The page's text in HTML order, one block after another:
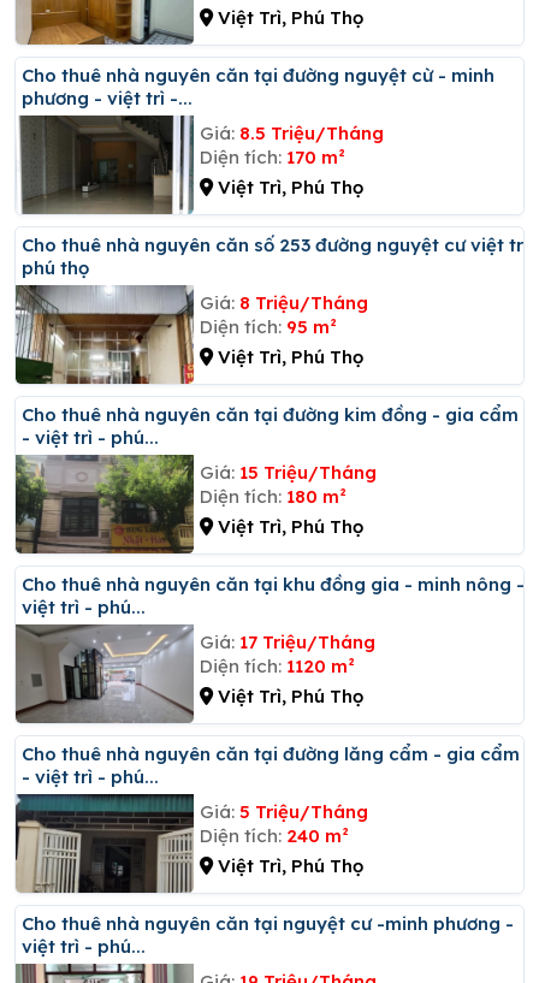
Việt Trì, Phú Thọ
Cho thuê nhà nguyên căn tại đường nguyệt cừ - minh
phương - việt trì -...
Giá: 8.5 Triệu/Tháng
Diện tích: 170 m²
Việt Trì, Phú Thọ
Cho thuê nhà nguyên căn số 253 đường nguyệt cư việt trì
phú thọ
Giá: 8 Triệu/Tháng
Diện tích: 95 m²
Việt Trì, Phú Thọ
Cho thuê nhà nguyên căn tại đường kim đồng - gia cẩm
- việt trì - phú...
Giá: 15 Triệu/Tháng
Diện tích: 180 m²
Việt Trì, Phú Thọ
Cho thuê nhà nguyên căn tại khu đồng gia - minh nông -
việt trì - phú...
Giá: 17 Triệu/Tháng
Diện tích: 1120 m²
Việt Trì, Phú Thọ
Cho thuê nhà nguyên căn tại đường lăng cẩm - gia cẩm
- việt trì - phú...
Giá: 5 Triệu/Tháng
Diện tích: 240 m²
Việt Trì, Phú Thọ
Cho thuê nhà nguyên căn tại nguyệt cư -minh phương -
việt trì - phú...